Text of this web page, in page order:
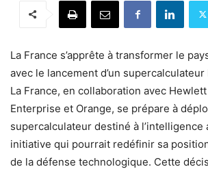
La France s’apprête à transformer le
avec le lancement d’un
La France, en collaboration avec
Enterprise et Orange, se prépare à
supercalculateur destiné à
initiative qui pourrait redéfinir sa
de la défense technologique. Cette